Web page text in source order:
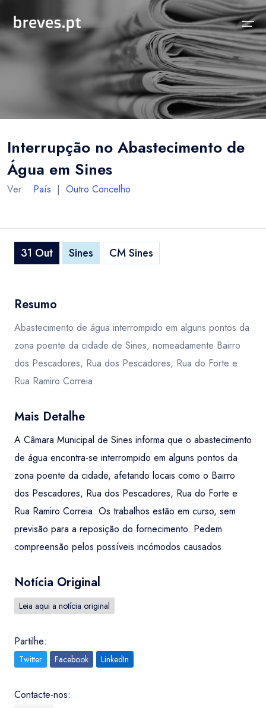
Notícias
Concelhos Vizinhos
Distrito
Temas
Sobre
Funcionalidades
As nossas Fontes
Contactos
Interrupção no Abastecimento de
Água em Sines
Ver: País | Outro Concelho
31 Out Sines CM Sines
Resumo
Abastecimento de água interrompido em alguns pontos da
zona poente da cidade de Sines, nomeadamente Bairro
dos Pescadores, Rua dos Pescadores, Rua do Forte e
Rua Ramiro Correia.
Mais Detalhe
A Câmara Municipal de Sines informa que o abastecimento
de água encontra-se interrompido em alguns pontos da
zona poente da cidade, afetando locais como o Bairro
dos Pescadores, Rua dos Pescadores, Rua do Forte e
Rua Ramiro Correia. Os trabalhos estão em curso, sem
previsão para a reposição do fornecimento. Pedem
compreensão pelos possíveis incómodos causados.
Notícia Original
Leia aqui a notícia original
Partilhe:
Twitter Facebook LinkedIn
Contacte-nos: